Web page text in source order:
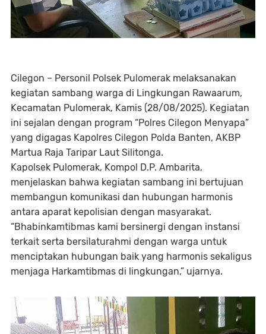
Cilegon – Personil Polsek Pulomerak melaksanakan
kegiatan sambang warga di Lingkungan Rawaarum,
Kecamatan Pulomerak, Kamis (28/08/2025). Kegiatan
ini sejalan dengan program “Polres Cilegon Menyapa”
yang digagas Kapolres Cilegon Polda Banten, AKBP
Martua Raja Taripar Laut Silitonga.
Kapolsek Pulomerak, Kompol D.P. Ambarita,
menjelaskan bahwa kegiatan sambang ini bertujuan
membangun komunikasi dan hubungan harmonis
antara aparat kepolisian dengan masyarakat.
“Bhabinkamtibmas kami bersinergi dengan instansi
terkait serta bersilaturahmi dengan warga untuk
menciptakan hubungan baik yang harmonis sekaligus
menjaga Harkamtibmas di lingkungan,” ujarnya.